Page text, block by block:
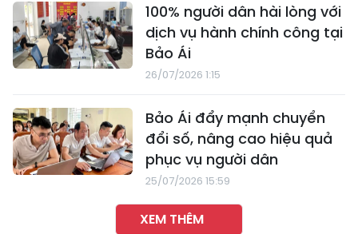
100% người dân hài lòng với
dịch vụ hành chính công tại
Bảo Ái
26/07/2026 1:15
Bảo Ái đẩy mạnh chuyển
đổi số, nâng cao hiệu quả
phục vụ người dân
25/07/2026 15:59
XEM THÊM